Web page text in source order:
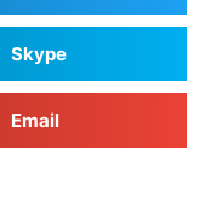
Skype
Email